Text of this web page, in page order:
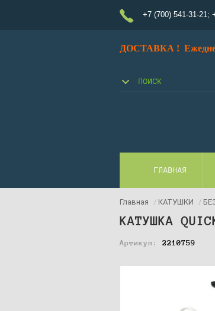
+7 (700) 541-31-21;
ДОСТАВКА !
ГЛАВНАЯ
Главная / КАТУШКИ /
КАТУШКА
Артикул: 2210759